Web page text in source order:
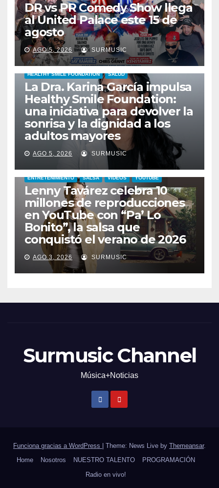
DR vs PR Comedy Show llega
al United Palace este 15 de
agosto
AGO 5, 2026 SURMUSIC
HEALTHY SMILE FOUNDATION SALUD
La Dra. Karina García impulsa
Healthy Smile Foundation:
una iniciativa para devolver la
sonrisa y la dignidad a los
adultos mayores
AGO 5, 2026 SURMUSIC
ENTRETENIMIENTO SALSA VIDEOS YOUTUBE
Lenny Tavárez celebra 10
millones de reproducciones
en YouTube con “Pa’ Lo
Bonito”, la salsa que
conquistó el verano de 2026
AGO 3, 2026 SURMUSIC
Surmusic Channel
Música+Noticias
Funciona gracias a WordPress Theme: News Live by Themeansar.
Home
Nosotros NUESTRO TALENTO
PROGRAMACIÓN
Radio en vivo!